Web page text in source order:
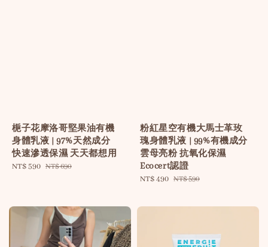
梔子花摩洛哥堅果油有機
身體乳液 | 97%天然成分
快速滲透保濕 天天都想用
Sale
NT$ 590 Regular
NT$ 690
粉紅星空有機大馬士革玫
瑰身體乳液 | 99%有機成分
雲母亮粉 抗氧化保濕
Ecocert認證
Sale
NT$ 490 Regular
NT$ 590